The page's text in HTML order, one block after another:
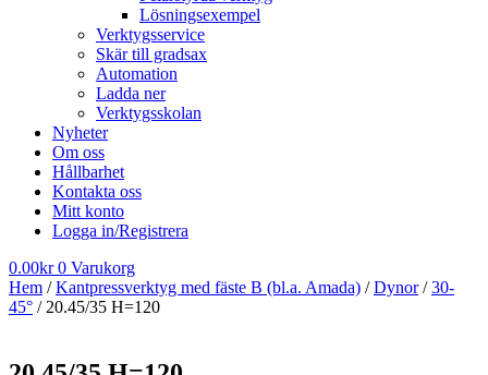
Lösningsexempel
Verktygsservice
Skär till gradsax
Automation
Ladda ner
Verktygsskolan
Nyheter
Om oss
Hållbarhet
Kontakta oss
Mitt konto
Logga in/Registrera
0.00kr 0 Varukorg
Hem /Kantpressverktyg med fäste B (bl.a. Amada) /Dynor/30-
45° / 20.45/35 H=120